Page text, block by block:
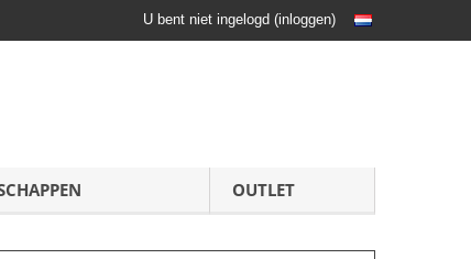
U bent niet ingelogd (inloggen)
OUTLET